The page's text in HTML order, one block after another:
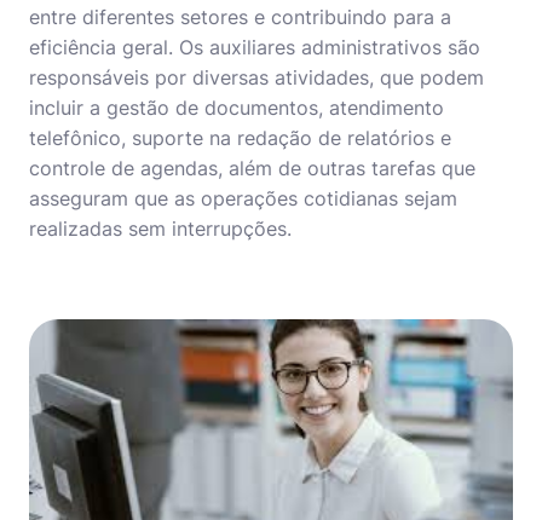
entre diferentes setores e contribuindo para a
eficiência geral. Os auxiliares administrativos são
responsáveis por diversas atividades, que podem
incluir a gestão de documentos, atendimento
telefônico, suporte na redação de relatórios e
controle de agendas, além de outras tarefas que
asseguram que as operações cotidianas sejam
realizadas sem interrupções.